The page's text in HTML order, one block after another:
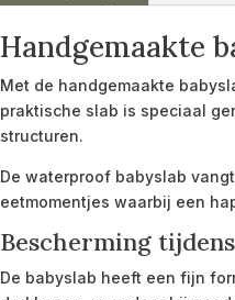
Handgemaakte
Met de handgemaakte
praktische slab is speciaal
structuren.
De waterproof babyslab
eetmomentjes waarbij een
Bescherming
De babyslab heeft een fijn